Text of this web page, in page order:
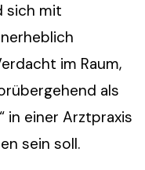
sich mit
im Raum,
als
in einer Arztpraxis
sein soll.